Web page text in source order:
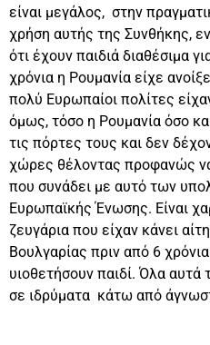
είναι μεγάλος, στην
χρήση αυτής της Συνθήκης,
ότι έχουν παιδιά διαθέσιμα
χρόνια η Ρουμανία είχε
πολύ Ευρωπαίοι πολίτες
όμως, τόσο η Ρουμανία όσο
τις πόρτες τους και δεν
χώρες θέλοντας προφανώς
που συνάδει με αυτό των
Ευρωπαϊκής Ένωσης. Είναι
ζευγάρια που είχαν κάνει
Βουλγαρίας πριν από 6
υιοθετήσουν παιδί. Όλα αυτά
σε ιδρύματα κάτω από